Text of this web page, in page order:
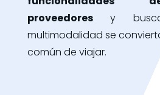
proveedoresy
multimodalidad se
común de viajar.